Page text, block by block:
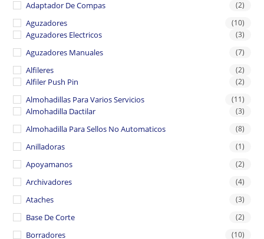
Adaptador De Compas (2)
Aguzadores (10)
Aguzadores Electricos (3)
Aguzadores Manuales (7)
Alfileres (2)
Alfiler Push Pin (2)
Almohadillas Para Varios Servicios (11)
Almohadilla Dactilar (3)
Almohadilla Para Sellos No Automaticos (8)
Anilladoras (1)
Apoyamanos (2)
Archivadores (4)
Ataches (3)
Base De Corte (2)
Borradores (10)